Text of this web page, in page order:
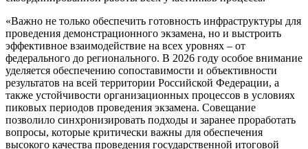
«Важно не только обеспечить готовность инфраструктуры для
проведения демонстрационного экзамена, но и выстроить
эффективное взаимодействие на всех уровнях – от
федерального до регионального. В 2026 году особое внимание
уделяется обеспечению сопоставимости и объективности
результатов на всей территории Российской Федерации, а
также устойчивости организационных процессов в условиях
пиковых периодов проведения экзамена. Совещание
позволило синхронизировать подходы и заранее проработать
вопросы, которые критически важны для обеспечения
высокого качества проведения государственной итоговой